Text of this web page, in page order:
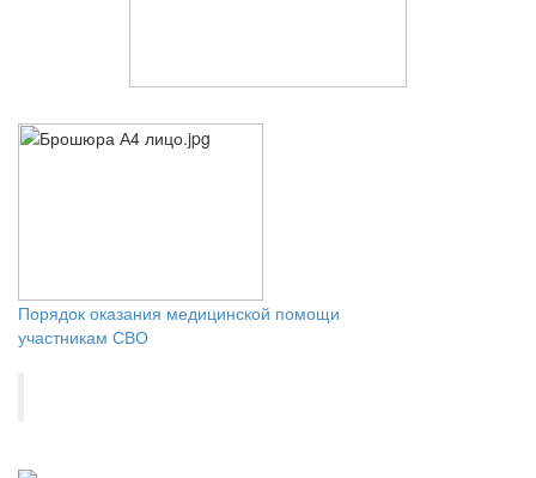
Порядок оказания медицинской помощи
участникам СВО